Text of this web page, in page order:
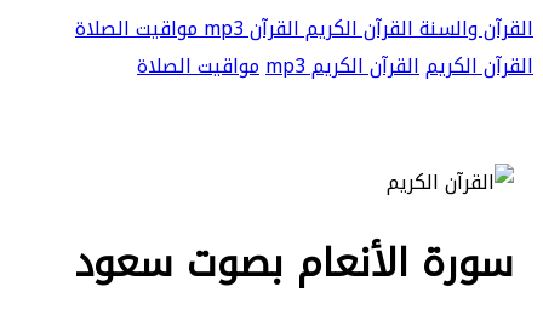
القرآن والسنةالقرآن الكريمالقرآن mp3
مواقيت الصلاة
القرآن الكريمالقرآن الكريم mp3 مواقيت الصلاة
سورة الأنعام بصوت سعود